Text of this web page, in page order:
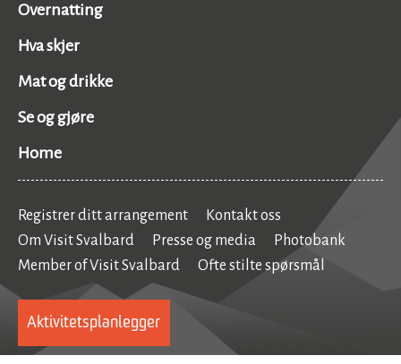
Overnatting
Hva skjer
Mat og drikke
Se og gjøre
Home
Registrer ditt arrangement
Kontakt oss
Om Visit Svalbard
Presse og media
Photobank
Member of Visit Svalbard
Ofte stilte spørsmål
Aktivitetsplanlegger